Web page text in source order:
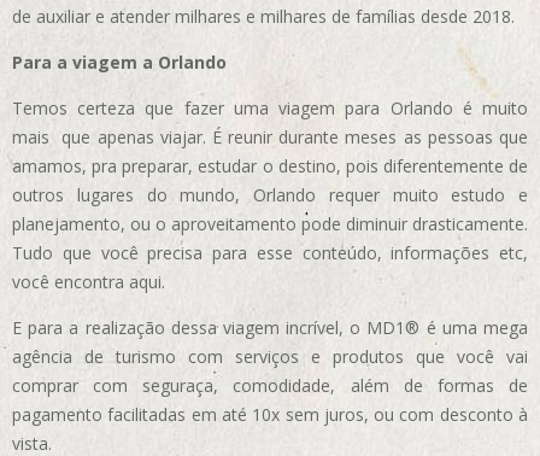
de auxiliar e atender milhares e milhares de famílias desde 2018.
Para a viagem a Orlando
Temos certeza que fazer uma viagem para Orlando é muito
mais que apenas viajar. É reunir durante meses as pessoas que
amamos, pra preparar, estudar o destino, pois diferentemente de
outros lugares do mundo, Orlando requer muito estudo e
planejamento, ou o aproveitamento pode diminuir drasticamente.
Tudo que você precisa para esse conteúdo, informações etc,
você encontra aqui.
E para a realização dessa viagem incrível, o MD1® é uma mega
agência de turismo com serviços e produtos que você vai
comprar com seguraça, comodidade, além de formas de
pagamento facilitadas em até 10x sem juros, ou com desconto à
vista.